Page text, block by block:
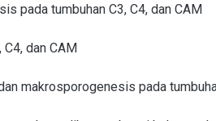
pada tumbuhan C3, C4, dan CAM
dan CAM
makrosporogenesis pada